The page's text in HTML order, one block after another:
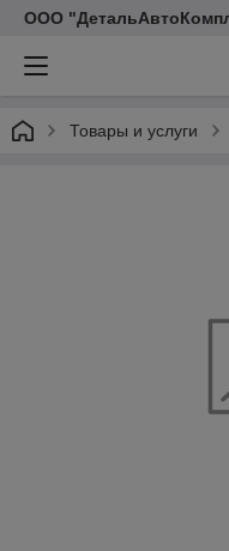
ООО
Товары и услуги